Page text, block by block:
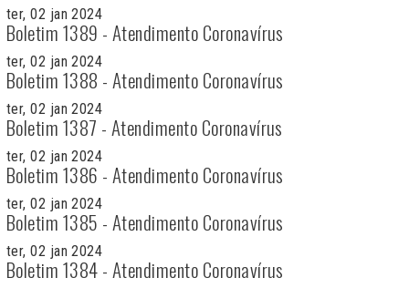
ter, 02 jan 2024
Boletim 1389 - Atendimento Coronavírus
ter, 02 jan 2024
Boletim 1388 - Atendimento Coronavírus
ter, 02 jan 2024
Boletim 1387 - Atendimento Coronavírus
ter, 02 jan 2024
Boletim 1386 - Atendimento Coronavírus
ter, 02 jan 2024
Boletim 1385 - Atendimento Coronavírus
ter, 02 jan 2024
Boletim 1384 - Atendimento Coronavírus